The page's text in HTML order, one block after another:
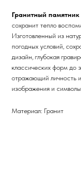
Гранитный памятник
сохранит тепло
Изготовленный из
погодных условий,
дизайн, глубокая
классических форм до
отражающий личность
изображения и
Материал: Гранит